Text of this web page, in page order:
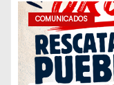
COMUNICADOS